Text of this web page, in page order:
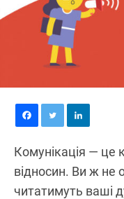
Комунікація — це
відносин. Ви ж не
читатимуть ваші